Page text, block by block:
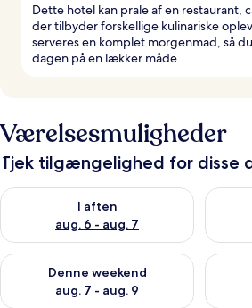
Dette hotel kan prale af en restaurant,
der tilbyder forskellige kulinariske
serveres en komplet morgenmad, så
dagen på en lækker måde.
Værelsesmuligheder
Tjek tilgængelighed for disse
I aften
aug. 6 - aug. 7
Tjek tilgængelighed for i aften aug. 6 -
Tjek
Denne weekend
aug. 7 - aug. 9
Tjek tilgængelighed for denne Tjek